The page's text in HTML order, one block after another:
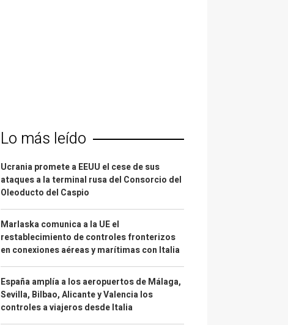
Lo más leído
Ucrania promete a EEUU el cese de sus
ataques a la terminal rusa del Consorcio del
Oleoducto del Caspio
Marlaska comunica a la UE el
restablecimiento de controles fronterizos
en conexiones aéreas y marítimas con Italia
España amplía a los aeropuertos de Málaga,
Sevilla, Bilbao, Alicante y Valencia los
controles a viajeros desde Italia